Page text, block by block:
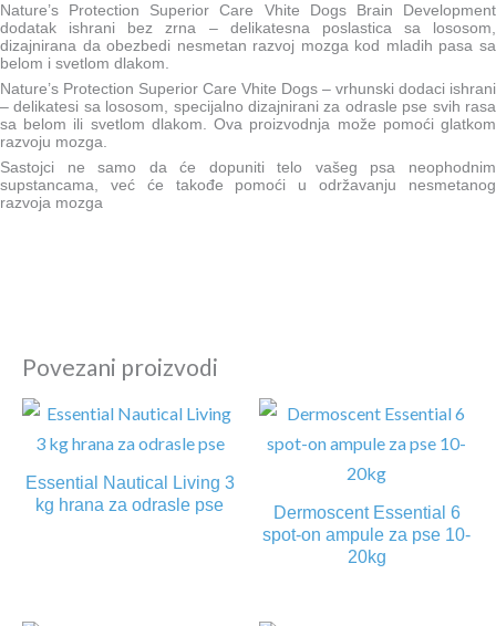
Nature’s Protection Superior Care Vhite Dogs Brain Development
dodatak ishrani bez zrna – delikatesna poslastica sa lososom,
dizajnirana da obezbedi nesmetan razvoj mozga kod mladih pasa sa
belom i svetlom dlakom.
Nature’s Protection Superior Care Vhite Dogs – vrhunski dodaci ishrani
– delikatesi sa lososom, specijalno dizajnirani za odrasle pse svih rasa
sa belom ili svetlom dlakom. Ova proizvodnja može pomoći glatkom
razvoju mozga.
Sastojci ne samo da će dopuniti telo vašeg psa neophodnim
supstancama, već će takođe pomoći u održavanju nesmetanog
razvoja mozga
Povezani proizvodi
Essential Nautical Living 3
kg hrana za odrasle pse
Dermoscent Essential 6
spot-on ampule za pse 10-
20kg